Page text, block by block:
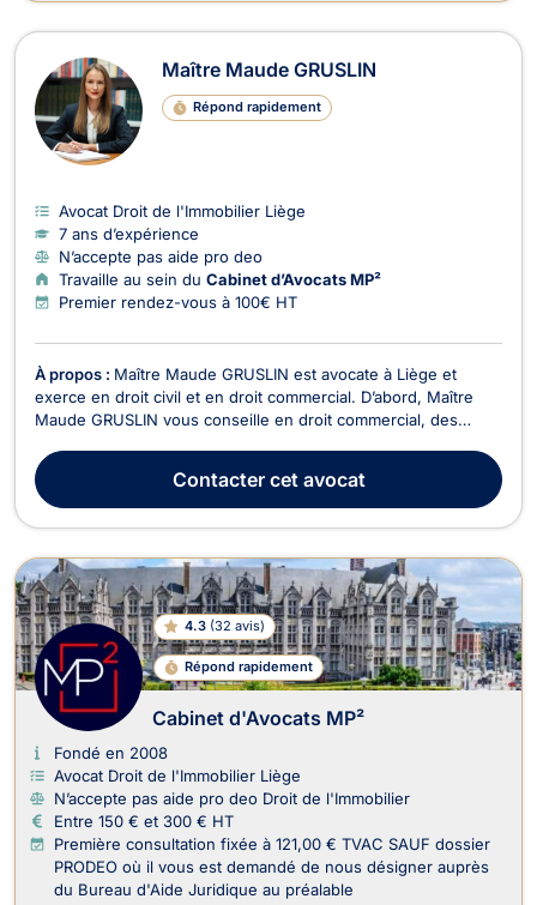
Maître Maude GRUSLIN
Répond rapidement
Avocat Droit de l'Immobilier Liège
7 ans d’expérience
N’accepte pas aide pro deo
Travaille au sein du Cabinet d’Avocats MP²
Premier rendez-vous à 100€ HT
À propos : Maître Maude GRUSLIN est avocate à Liège et
exerce en droit civil et en droit commercial. D’abord, Maître
Maude GRUSLIN vous conseille en droit commercial, des
entreprise ou un commerçant, elle vous assistera en cas de
litige avec un agent, un fournisseur, un concurre...
Contactercet avocat
4.3 (32 avis)
Répond rapidement
Cabinet d'Avocats MP²
Fondé en 2008
Avocat Droit de l'Immobilier Liège
N’accepte pas aide pro deo Droit de l'Immobilier
Entre 150 € et 300 € HT
Première consultation fixée à 121,00 € TVAC SAUF dossier
PRODEO où il vous est demandé de nous désigner auprès
du Bureau d'Aide Juridique au préalable